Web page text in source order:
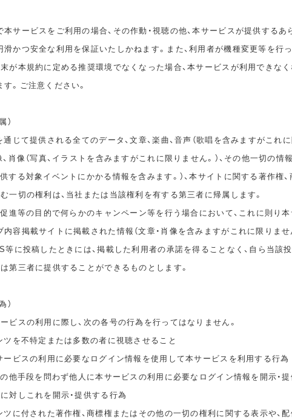
サービスをご利用の場合、その作動・視聴の他、本サービスが提供するあ
滑かつ安全な利用を保証いたしかねます。また、利用者が機種変更等を行
が本規約に定める推奨環境でなくなった場合、本サービスが利用できな
。ご注意ください。
）
じて提供される全てのデータ、文章、楽曲、音声（歌唱を含みますがこれに
、肖像（写真、イラストを含みますがこれに限りません。）、その他一切の情
する対象イベントにかかる情報を含みます。）、本サイトに関する著作権、
一切の権利は、当社または当該権利を有する第三者に帰属します。
進等の目的で何らかのキャンペーン等を行う場合において、これに則り本
内容掲載サイトに掲載された情報（文章・肖像を含みますがこれに限りませ
等に投稿したときには、掲載した利用者の承諾を得ることなく、自ら当該
第三者に提供することができるものとします。
）
ビスの利用に際し、次の各号の行為を行ってはなりません。
を不特定または多数の者に視聴させること
ビスの利用に必要なログイン情報を使用して本サービスを利用する行為
他手段を問わず他人に本サービスの利用に必要なログイン情報を開示・提
対しこれを開示・提供する行為
に付された著作権、商標権またはその他の一切の権利に関する表示や、配